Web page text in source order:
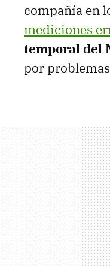
compañía en
mediciones
temporal del
por